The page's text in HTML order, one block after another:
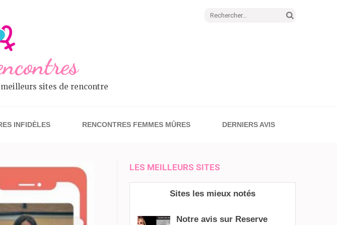
Rechercher :
sites de rencontre
INFIDÈLES RENCONTRES FEMMES MÛRES DERNIERS AVIS
LES MEILLEURS SITES
Sites les mieux notés
Notre avis sur Reserve